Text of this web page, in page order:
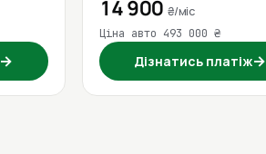
→
14 900 ₴/міс
Ціна авто 493 000 ₴
Дізнатись платіж→